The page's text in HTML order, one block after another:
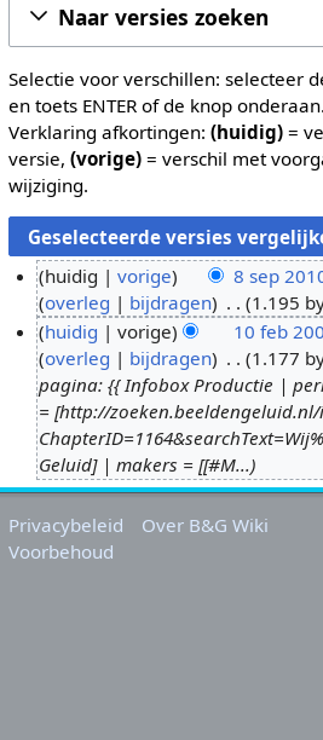
Naar versies zoeken
Selectie voor verschillen: selecteer
en toets ENTER of de knop onderaan.
Verklaring afkortingen: (huidig)=
versie, (vorige)= verschil met
wijziging.
s
0
huidig vorige 8 sep
overleg
bijdragen 1.195
G
e
e
n
b
e
w
2
0
0
huidig vorige 10 feb
overleg
bijdragen 1.177
pagina: {{ Infobox Productie |
= [http://
Geluid] | makers = [[#M...
Privacybeleid
Over B&G Wiki
Voorbehoud